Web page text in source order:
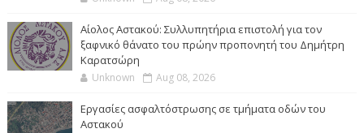
Αίολος Αστακού: Συλλυπητήρια επιστολή για τον
ξαφνικό θάνατο του πρώην προπονητή του Δημήτρη
Καρατσώρη
Unknown Aug 08, 2026
Εργασίες ασφαλτόστρωσης σε τμήματα οδών του
Αστακού